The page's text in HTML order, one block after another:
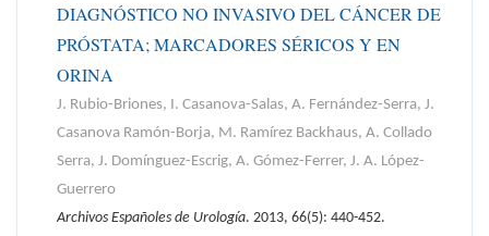
DIAGNÓSTICO NO INVASIVO DEL CÁNCER DE
PRÓSTATA; MARCADORES SÉRICOS Y EN
ORINA
J. Rubio-Briones, I. Casanova-Salas, A. Fernández-Serra, J.
Casanova Ramón-Borja, M. Ramírez Backhaus, A. Collado
Serra, J. Domínguez-Escrig, A. Gómez-Ferrer, J. A. López-
Guerrero
Archivos Españoles de Urología. 2013, 66(5): 440-452.